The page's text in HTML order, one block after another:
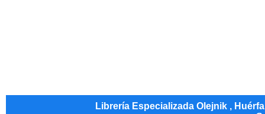
Librería Especializada Olejnik ,